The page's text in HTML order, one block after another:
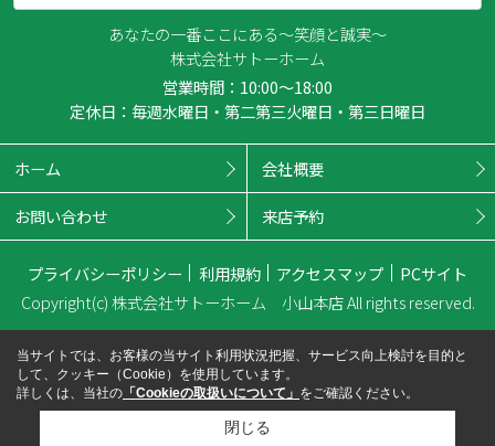
あなたの一番ここにある～笑顔と誠実～
株式会社サトーホーム
営業時間：10:00～18:00
定休日：毎週水曜日・第二第三火曜日・第三日曜日
ホーム 会社概要
お問い合わせ 来店予約
プライバシーポリシー 利用規約 アクセスマップ
PCサイト
Copyright(c) 株式会社サトーホーム 小山本店 All rights reserved.
当サイトでは、お客様の当サイト利用状況把握、サービス向上検討を目的と
して、クッキー（Cookie）を使用しています。
詳しくは、当社の 「Cookieの取扱いについて」 をご確認ください。
閉じる